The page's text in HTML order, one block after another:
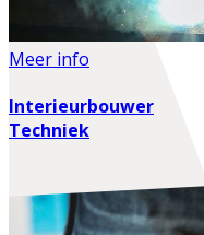
Meer info
Interieurbouwer
Techniek